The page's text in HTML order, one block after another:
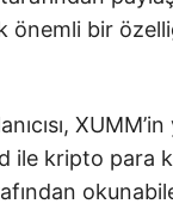
bir
ile kripto para